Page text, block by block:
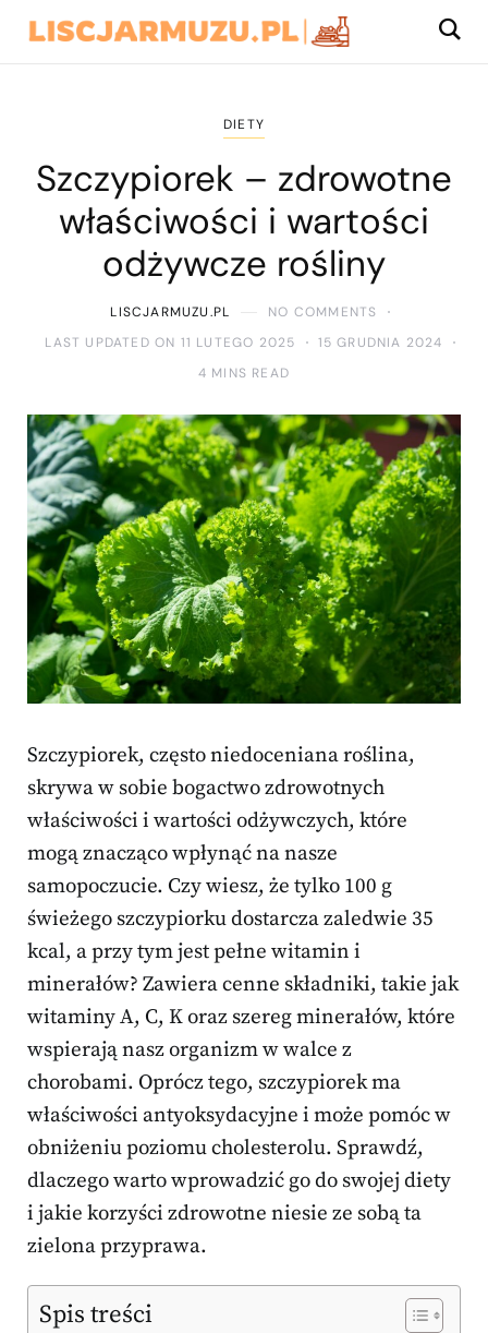
DIETY
Szczypiorek – zdrowotne
właściwości i wartości
odżywcze rośliny
LISCJARMUZU.PL
NO COMMENTS
LAST UPDATED ON 11 LUTEGO 2025
15 GRUDNIA 2024
4 MINS READ
Szczypiorek, często niedoceniana roślina,
skrywa w sobie bogactwo zdrowotnych
właściwości i wartości odżywczych, które
mogą znacząco wpłynąć na nasze
samopoczucie. Czy wiesz, że tylko 100 g
świeżego szczypiorku dostarcza zaledwie 35
kcal, a przy tym jest pełne witamin i
minerałów? Zawiera cenne składniki, takie jak
witaminy A, C, K oraz szereg minerałów, które
wspierają nasz organizm w walce z
chorobami. Oprócz tego, szczypiorek ma
właściwości antyoksydacyjne i może pomóc w
obniżeniu poziomu cholesterolu. Sprawdź,
dlaczego warto wprowadzić go do swojej diety
i jakie korzyści zdrowotne niesie ze sobą ta
zielona przyprawa.
Spis treści